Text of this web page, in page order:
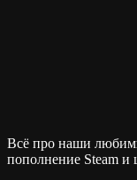
Всё про наши
пополнение Steam и